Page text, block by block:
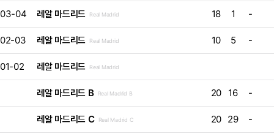
03-04 레알 마드리드 Real Madrid 18 1 -
02-03 레알 마드리드 Real Madrid 10 5 -
01-02 레알 마드리드 Real Madrid
레알 마드리드 B Real Madrid B 20 16 -
레알 마드리드 C Real Madrid C 20 29 -